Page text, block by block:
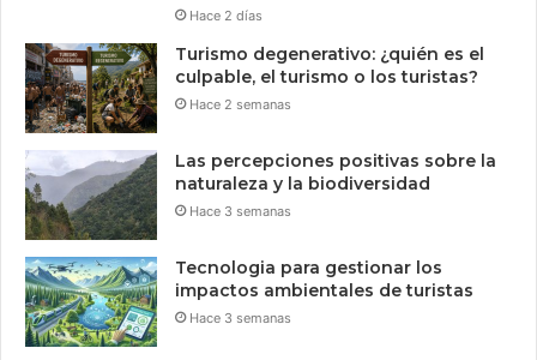
Hace 2 días
Turismo degenerativo: ¿quién es el
culpable, el turismo o los turistas?
Hace 2 semanas
Las percepciones positivas sobre la
naturaleza y la biodiversidad
Hace 3 semanas
Tecnologia para gestionar los
impactos ambientales de turistas
Hace 3 semanas